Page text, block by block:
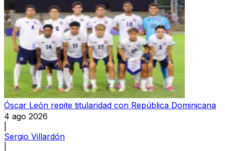
Óscar León repite titularidad con República Dominicana
4 ago 2026
Sergio Villardón